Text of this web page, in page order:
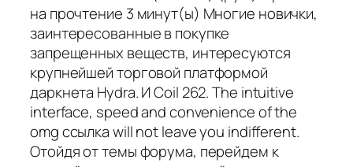
на прочтение 3 минут(ы) Многие новички,
заинтересованные в покупке
запрещенных веществ, интересуются
крупнейшей торговой платформой
даркнета Hydra. И Coil 262. The intuitive
interface, speed and convenience of the
omg ссылка will not leave you indifferent.
Отойдя от темы форума, перейдем к